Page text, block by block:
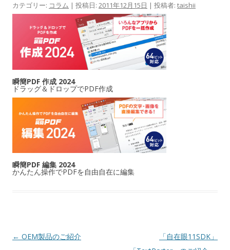
カテゴリー: コラム | 投稿日: 2011年12月15日 | 投稿者: taishii
瞬簡PDF 作成 2024
ドラッグ＆ドロップでPDF作成
瞬簡PDF 編集 2024
かんたん操作でPDFを自由自在に編集
投稿ナビゲーション
← OEM製品のご紹介
「自在眼11SDK」